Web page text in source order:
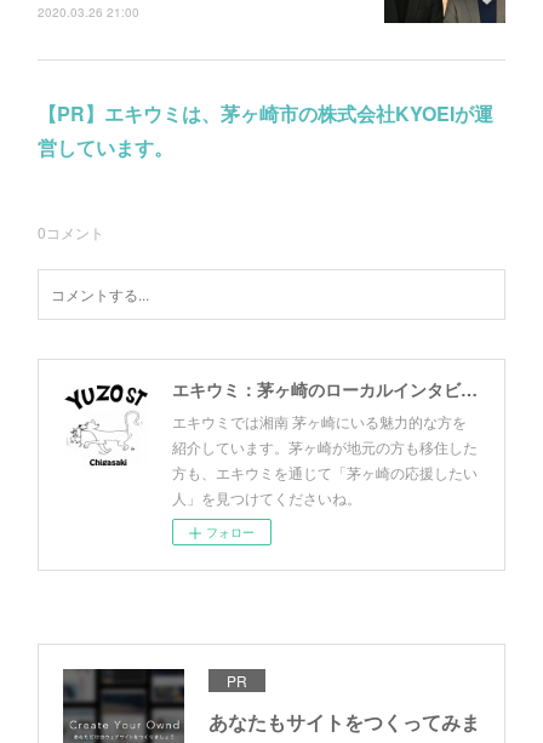
2020.03.26 21:00
【PR】エキウミは、茅ヶ崎市の株式会社KYOEIが運
営しています。
0コメント
エキウミ：茅ヶ崎のローカルインタビューメディア
エキウミでは湘南 茅ヶ崎にいる魅力的な方を
紹介しています。茅ヶ崎が地元の方も移住した
方も、エキウミを通じて「茅ヶ崎の応援したい
人」を見つけてくださいね。
フォロー
PR
あなたもサイトをつくってみま